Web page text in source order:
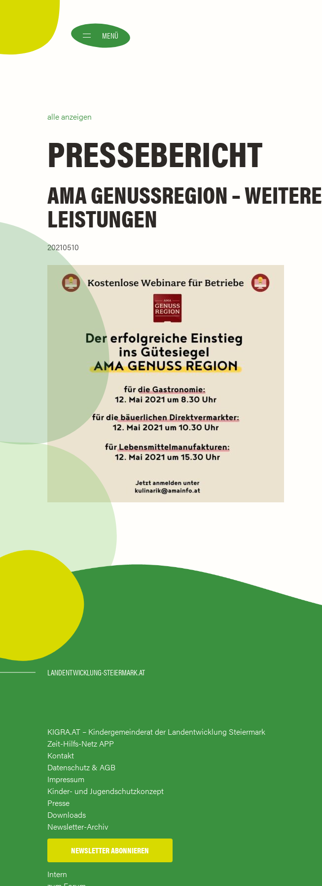
MENÜ
alle anzeigen
PRESSEBERICHT
AMA GENUSSREGION – WEITERE
LEISTUNGEN
20210510
LANDENTWICKLUNG-STEIERMARK.AT
KIGRA.AT – Kindergemeinderat der Landentwicklung Steiermark
Zeit-Hilfs-Netz APP
Kontakt
Datenschutz & AGB
Impressum
Kinder- und Jugendschutzkonzept
Presse
Downloads
Newsletter-Archiv
NEWSLETTER ABONNIEREN
Intern